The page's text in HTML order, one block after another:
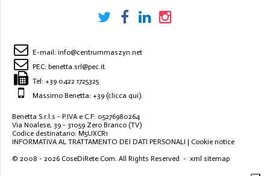
E-mail: info@centrummaszyn.net
PEC: benetta.srl@pec.it
Tel: +39 0422 1725325
Massimo Benetta: +39 (clicca qui).
Benetta S.r.l.s - P.IVA e C.F: 05276980264
Via Noalese, 39 - 31059 Zero Branco (TV)
Codice destinatario: M5UXCR1
INFORMATIVA AL TRATTAMENTO DEI DATI PERSONALI | Cookie notice
© 2008 - 2026 CoseDiRete.Com. All Rights Reserved - xml sitemap